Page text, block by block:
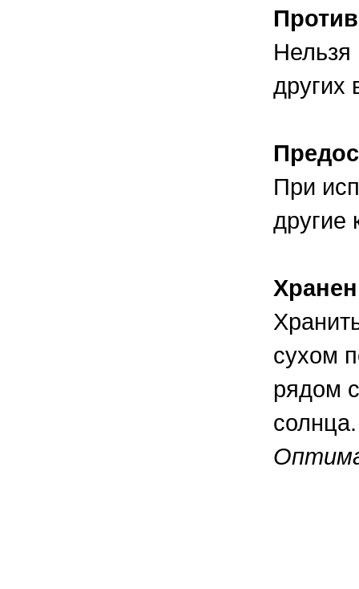
Нельзя
других
При
другие
сухом
рядом
солнца.